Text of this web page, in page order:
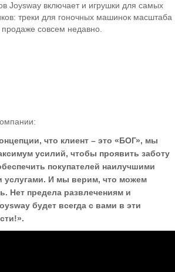
Joysway включает и игрушки для самых
треки для гоночных машинок масштаба
совсем недавно.
что клиент – это «БОГ», мы
усилий, чтобы проявить заботу
покупателей наилучшими
услугами. И мы верим, что можем
Нет предела развлечениям и
будет всегда с вами в эти